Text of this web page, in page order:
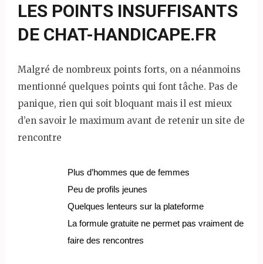
LES POINTS INSUFFISANTS
DE CHAT-HANDICAPE.FR
Malgré de nombreux points forts, on a néanmoins
mentionné quelques points qui font tâche. Pas de
panique, rien qui soit bloquant mais il est mieux
d’en savoir le maximum avant de retenir un site de
rencontre
Plus d’hommes que de femmes
Peu de profils jeunes
Quelques lenteurs sur la plateforme
La formule gratuite ne permet pas vraiment de
faire des rencontres